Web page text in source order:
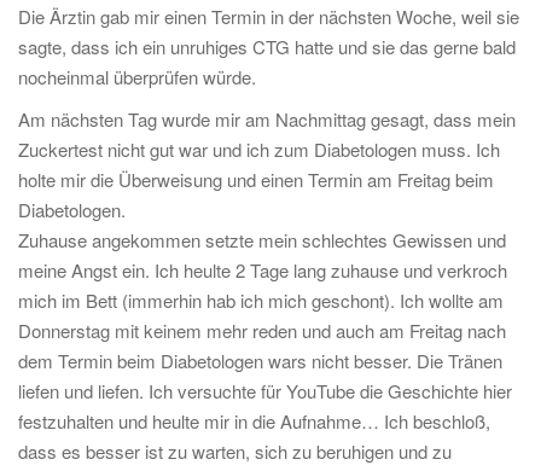
Die Ärztin gab mir einen Termin in der nächsten Woche, weil sie
sagte, dass ich ein unruhiges CTG hatte und sie das gerne bald
nocheinmal überprüfen würde.
Am nächsten Tag wurde mir am Nachmittag gesagt, dass mein
Zuckertest nicht gut war und ich zum Diabetologen muss. Ich
holte mir die Überweisung und einen Termin am Freitag beim
Diabetologen.
Zuhause angekommen setzte mein schlechtes Gewissen und
meine Angst ein. Ich heulte 2 Tage lang zuhause und verkroch
mich im Bett (immerhin hab ich mich geschont). Ich wollte am
Donnerstag mit keinem mehr reden und auch am Freitag nach
dem Termin beim Diabetologen wars nicht besser. Die Tränen
liefen und liefen. Ich versuchte für YouTube die Geschichte hier
festzuhalten und heulte mir in die Aufnahme… Ich beschloß,
dass es besser ist zu warten, sich zu beruhigen und zu